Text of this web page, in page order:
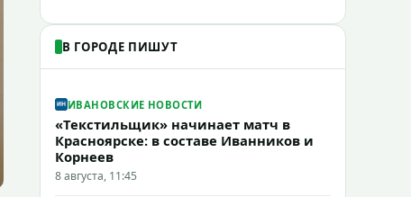
В ГОРОДЕ ПИШУТ
ИВАНОВСКИЕ НОВОСТИ
«Текстильщик» начинает матч в
Красноярске: в составе Иванников и
Корнеев
8 августа, 11:45